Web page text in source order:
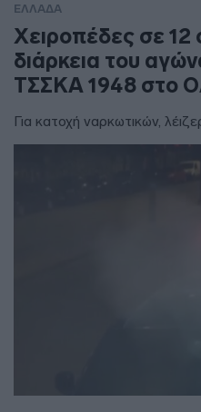
ΕΛΛΑΔΑ
Χειροπέδες σε
διάρκεια του
ΤΣΣΚΑ 1948 στο
Για κατοχή ναρκωτικών,